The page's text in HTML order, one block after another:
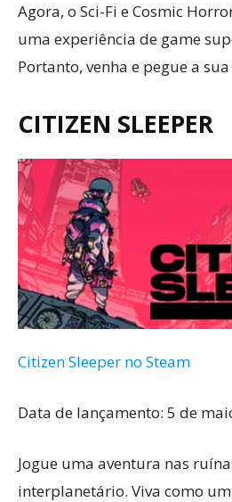
Agora, o Sci-Fi e Cosmic
uma experiência de game
Portanto, venha e pegue a
CITIZEN SLEEPER
Citizen Sleeper no Steam
Data de lançamento: 5 de
Jogue uma aventura nas
interplanetário. Viva como